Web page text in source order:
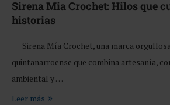
Sirena Mia Crochet: Hilos que
historias
Sirena Mía Crochet, una marca
quintanarroense que combina artesanía,
ambiental y …
Leer más